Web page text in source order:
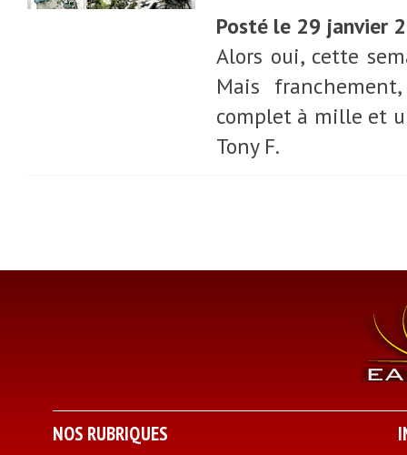
Posté le 29 janvier
Alors oui, cette
Mais
complet à mille et
Tony F.
NOS RUBRIQUES